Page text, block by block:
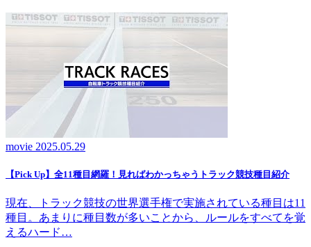
movie 2025.05.29
【Pick Up】全11種目網羅！見ればわかっちゃうトラック競技種目紹介
現在、トラック競技の世界選手権で実施されている種目は11
種目。あまりに種目数が多いことから、ルールをすべてを覚
えるハード…